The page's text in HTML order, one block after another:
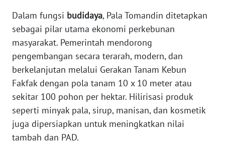
Dalam fungsi budidaya, Pala Tomandin ditetapkan
sebagai pilar utama ekonomi perkebunan
masyarakat. Pemerintah mendorong
pengembangan secara terarah, modern, dan
berkelanjutan melalui Gerakan Tanam Kebun
Fakfak dengan pola tanam 10 x 10 meter atau
sekitar 100 pohon per hektar. Hilirisasi produk
seperti minyak pala, sirup, manisan, dan kosmetik
juga dipersiapkan untuk meningkatkan nilai
tambah dan PAD.
WN
SUMSEL
BENGKULU
WN
LAMPUNG
WN
JATENG